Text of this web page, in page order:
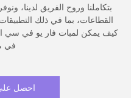
بتكاملنا وروح الفريق لدينا،
القطاعات، بما في ذلك
كيف يمكن لمبات فار يو في سي
في
احصل